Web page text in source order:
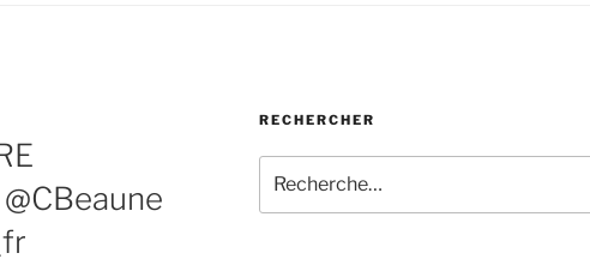
RECHERCHER
pour
: